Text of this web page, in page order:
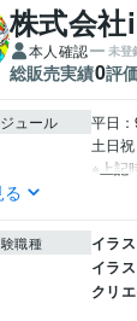
株式会
本人確認 未登
総販売実績0評
ュール
平日
土日
※上記
職種 イラ
イラ
クリ